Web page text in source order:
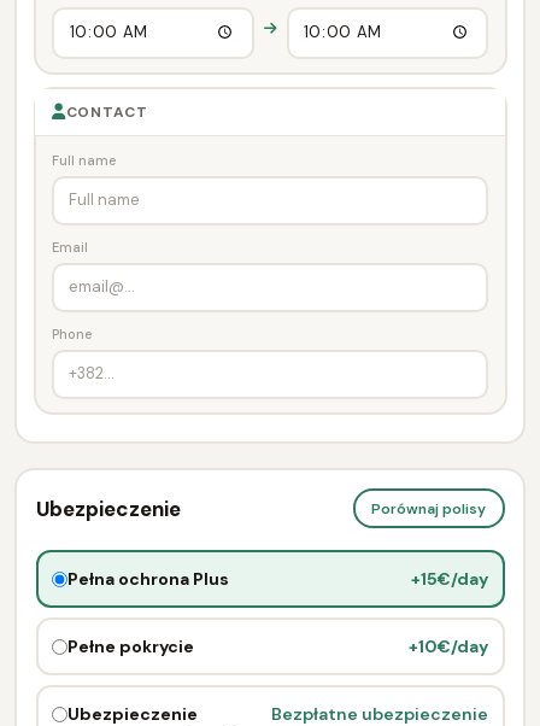
CONTACT
Full name
Email
Phone
Ubezpieczenie Porównaj polisy
Pełna ochrona Plus +15€/day
Pełne pokrycie +10€/day
Ubezpieczenie
Bezpłatne ubezpieczenie